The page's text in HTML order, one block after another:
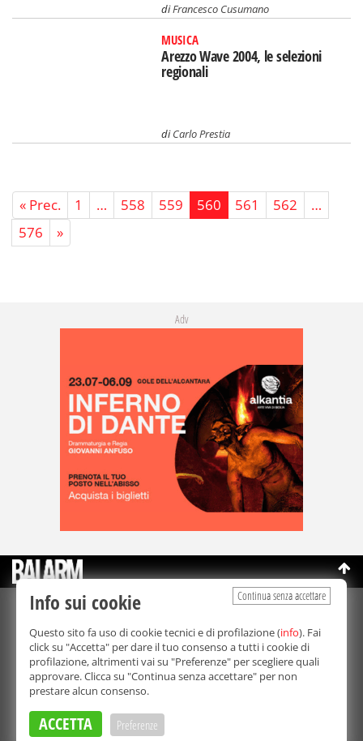
diFrancesco Cusumano
MUSICA
Arezzo Wave 2004, le selezioni
regionali
diCarlo Prestia
« Prec. 1 … 558 559 560 561 562
…
576
»
Adv
©Copyright 2003-2026
Bmedia Srl- P.IVA 07064240828
La riproduzione totale o parziale di tutti i contenuti, in qualunque
forma, su qualsiasi supporto è proibita.
Balarm.it è una testata giornalistica registrata. Autorizzazione del
Tribunale di Palermo n° 32 del 21/10/2003
Direttore responsabile:
Continua senza accettare
Info sui cookie
Questo sito fa uso di cookie tecnici e di profilazione (info). Fai
click su "Accetta" per dare il tuo consenso a tutti i cookie di
profilazione, altrimenti vai su "Preferenze" per scegliere quali
approvare. Clicca su "Continua senza accettare" per non
prestare alcun consenso.
ACCETTA Preferenze